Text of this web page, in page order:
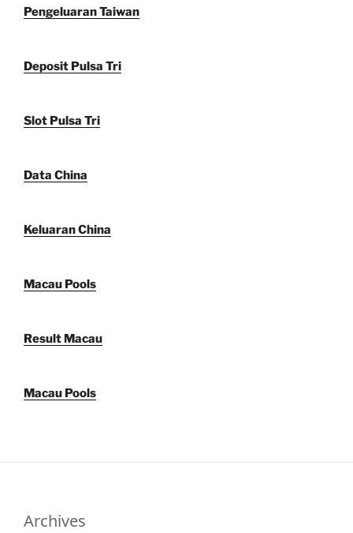
Pengeluaran Taiwan
Deposit Pulsa Tri
Slot Pulsa Tri
Data China
Keluaran China
Macau Pools
Result Macau
Macau Pools
Archives